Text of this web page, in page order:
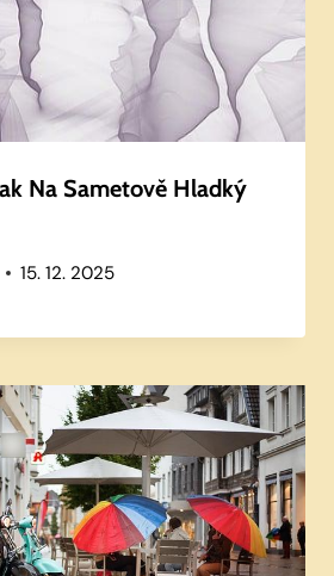
Na Sametově Hladký
15. 12. 2025